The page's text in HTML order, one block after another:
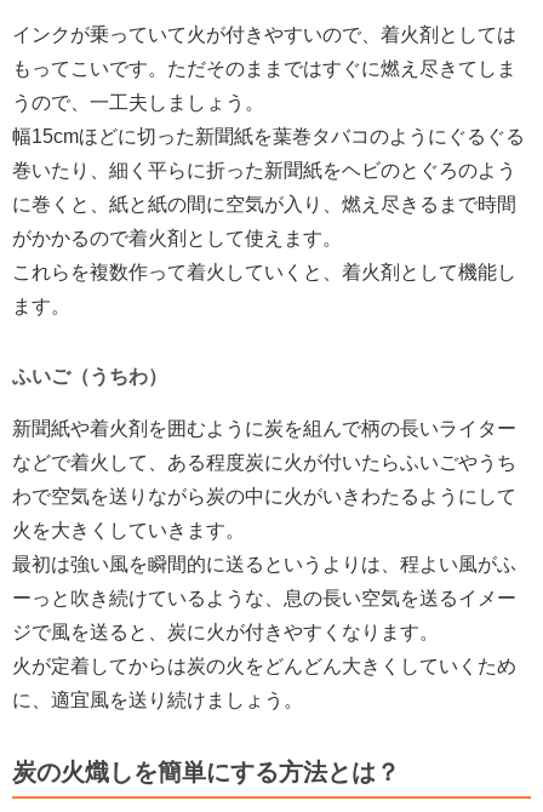
インクが乗っていて火が付きやすいので、着火剤としては
もってこいです。ただそのままではすぐに燃え尽きてしま
うので、一工夫しましょう。
幅15cmほどに切った新聞紙を葉巻タバコのようにぐるぐる
巻いたり、細く平らに折った新聞紙をヘビのとぐろのよう
に巻くと、紙と紙の間に空気が入り、燃え尽きるまで時間
がかかるので着火剤として使えます。
これらを複数作って着火していくと、着火剤として機能し
ます。
ふいご（うちわ）
新聞紙や着火剤を囲むように炭を組んで柄の長いライター
などで着火して、ある程度炭に火が付いたらふいごやうち
わで空気を送りながら炭の中に火がいきわたるようにして
火を大きくしていきます。
最初は強い風を瞬間的に送るというよりは、程よい風がふ
ーっと吹き続けているような、息の長い空気を送るイメー
ジで風を送ると、炭に火が付きやすくなります。
火が定着してからは炭の火をどんどん大きくしていくため
に、適宜風を送り続けましょう。
炭の火熾しを簡単にする方法とは？